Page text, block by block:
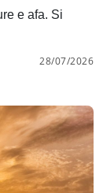
e afa. Si
28/07/2026